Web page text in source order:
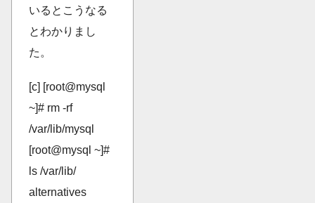
いるとこうなる
とわかりまし
た。
[c] [root@mysql
~]# rm -rf
/var/lib/mysql
[root@mysql ~]#
ls /var/lib/
alternatives